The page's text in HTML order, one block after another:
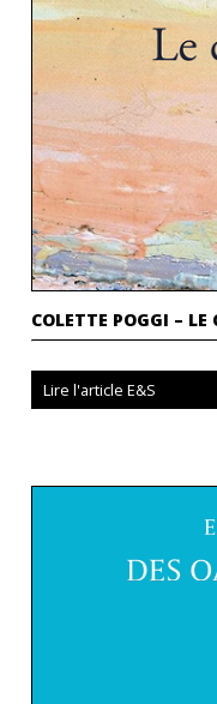
COLETTE POGGI – LE
Lire l'article E&S